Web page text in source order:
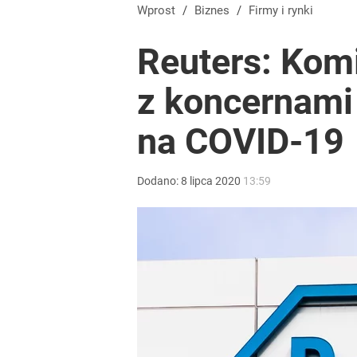
Nawrocki ma szansę na drugą kadencję? Tak
Farmacja: wzrost pod presją. co czeka branżę do
Vistula x LOT: Elegancja w podróży. Premiera
Wprost / Biznes / Firmy i rynki
Reuters:
z
na COVID-19
Dodano:8 lipca 2020 13:59